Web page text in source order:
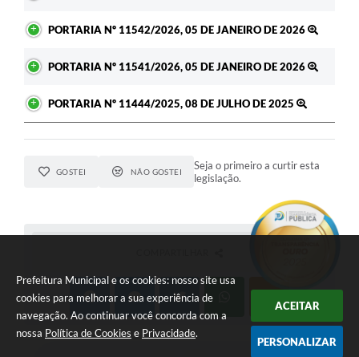
Prefeitura Municipal e os cookies: nosso site usa
cookies para melhorar a sua experiência de
navegação. Ao continuar você concorda com a
nossa Política de Cookies e Privacidade.
ACEITAR
PERSONALIZAR
PORTARIA Nº 11542/2026, 05 DE JANEIRO DE 2026
PORTARIA Nº 11541/2026, 05 DE JANEIRO DE 2026
PORTARIA Nº 11444/2025, 08 DE JULHO DE 2025
GOSTEI NÃO GOSTEI
Seja o primeiro a curtir esta
legislação.